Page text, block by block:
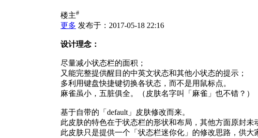
楼主#
更多 发布于：2017-05-18 22:16
设计理念：
尽量减小状态栏的面积；
又能完整提供醒目的中英文状态和其他小状态的提示；
多利用键盘快捷键切换各状态，而不是用鼠标点。
麻雀虽小，五脏俱全。（皮肤名字叫「麻雀」也不错？）
基于自带的「default」皮肤修改而来。
此皮肤的特色在于状态栏的形状和布局，其他方面原封未
此皮肤只是提供一个「状态栏迷你化」的修改思路，供大